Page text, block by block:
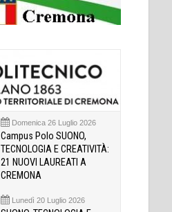
Domenica 26 Luglio 2026
Campus Polo SUONO,
TECNOLOGIA E CREATIVITÀ:
21 NUOVI LAUREATI A
CREMONA
Lunedì 20 Luglio 2026